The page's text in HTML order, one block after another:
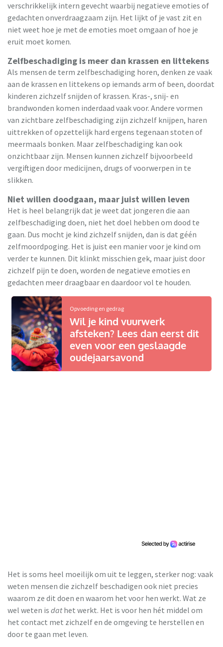
verschrikkelijk intern gevecht waarbij negatieve emoties of
gedachten onverdraagzaam zijn. Het lijkt of je vast zit en
niet weet hoe je met de emoties moet omgaan of hoe je
eruit moet komen.
Zelfbeschadiging is meer dan krassen en littekens
Als mensen de term zelfbeschadiging horen, denken ze vaak
aan de krassen en littekens op iemands arm of been, doordat
kinderen zichzelf snijden of krassen. Kras-, snij- en
brandwonden komen inderdaad vaak voor. Andere vormen
van zichtbare zelfbeschadiging zijn zichzelf knijpen, haren
uittrekken of opzettelijk hard ergens tegenaan stoten of
meermaals bonken. Maar zelfbeschadiging kan ook
onzichtbaar zijn. Mensen kunnen zichzelf bijvoorbeeld
vergiftigen door medicijnen, drugs of voorwerpen in te
slikken.
Niet willen doodgaan, maar juist willen leven
Het is heel belangrijk dat je weet dat jongeren die aan
zelfbeschadiging doen, niet het doel hebben om dood te
gaan. Dus mocht je kind zichzelf snijden, dan is dat géén
zelfmoordpoging. Het is juist een manier voor je kind om
verder te kunnen. Dit klinkt misschien gek, maar juist door
zichzelf pijn te doen, worden de negatieve emoties en
gedachten meer draagbaar en daardoor vol te houden.
Opvoeding en gedrag
Wil je kind vuurwerk
afsteken? Lees dan eerst dit
even voor een geslaagde
oudejaarsavond
Het is soms heel moeilijk om uit te leggen, sterker nog: vaak
weten mensen die zichzelf beschadigen ook niet precies
waarom ze dit doen en waarom het voor hen werkt. Wat ze
wel weten is dathet werkt. Het is voor hen hét middel om
het contact met zichzelf en de omgeving te herstellen en
door te gaan met leven.